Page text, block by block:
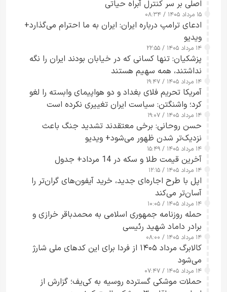
اصلی بر سر کنترل آبراه حیاتی
۱۵ مرداد ۱۴۰۵ / ۰۸:۳۴
ادعای ترامپ درباره ایران: ایران به ما احترام می‌گذارد+
ویدیو
۱۴ مرداد ۱۴۰۵ / ۲۲:۵۵
پزشکیان: تنها کسانی که در خیابان بودند ایران را نگه
نداشتند، همه سهیم هستند
۱۴ مرداد ۱۴۰۵ / ۱۹:۴۷
آمریکا تحریم فلای بغداد و دو هواپیمای وابسته را لغو
کرد؛ واشنگتن: سیاست ایران تغییری نکرده است
۱۴ مرداد ۱۴۰۵ / ۱۹:۰۷
حسن روحانی: برخی معتقدند تشدید جنگ باعث
نزدیک‌تر شدن ظهور می‌شود+ ویدیو
۱۴ مرداد ۱۴۰۵ / ۱۵:۴۹
آخرین قیمت طلا و سکه در 14 مرداد+ جدول
۱۴ مرداد ۱۴۰۵ / ۱۲:۱۵
اپل با طرح اجاره‌ای جدید، خرید آیفون‌های گران‌تر را
آسان‌تر می‌کند
۱۴ مرداد ۱۴۰۵ / ۱۰:۰۵
حمله روزنامه جمهوری اسلامی به محمدباقر خرازی و
برادر داماد شهید رئیسی
۱۴ مرداد ۱۴۰۵ / ۰۸:۰۰
کالابرگ مرداد ۱۴۰۵ از فردا برای این کدهای ملی شارژ
می‌شود
۱۴ مرداد ۱۴۰۵ / ۰۷:۴۷
حملات موشکی گسترده روسیه به کی‌یف؛ گزارش از